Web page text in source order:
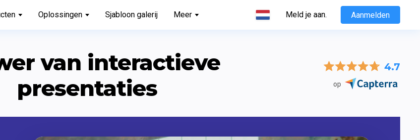
Oplossingen Sjabloon galerij Meer Meld je aan. Aanmelden
van interactieve
presentaties
4.7
op